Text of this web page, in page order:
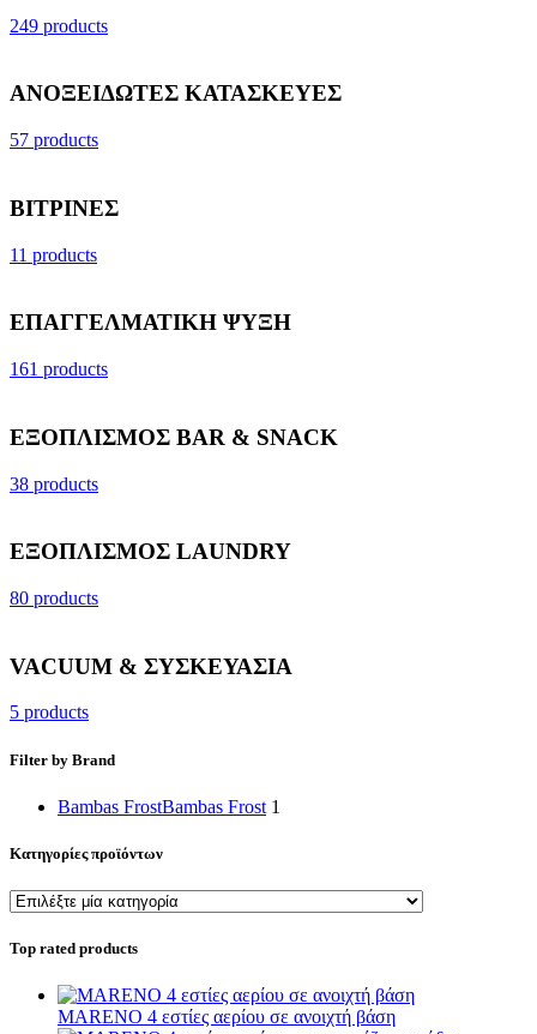
249 products
ΑΝΟΞΕΙΔΩΤΕΣ ΚΑΤΑΣΚΕΥΕΣ
57 products
ΒΙΤΡΙΝΕΣ
11 products
ΕΠΑΓΓΕΛΜΑΤΙΚΗ ΨΥΞΗ
161 products
ΕΞΟΠΛΙΣΜΟΣ BAR & SNACK
38 products
ΕΞΟΠΛΙΣΜΟΣ LAUNDRY
80 products
VACUUM & ΣΥΣΚΕΥΑΣΙΑ
5 products
Filter by Brand
Bambas FrostBambas Frost 1
Κατηγορίες προϊόντων
Top rated products
MARENO 4 εστίες αερίου σε ανοιχτή βάση